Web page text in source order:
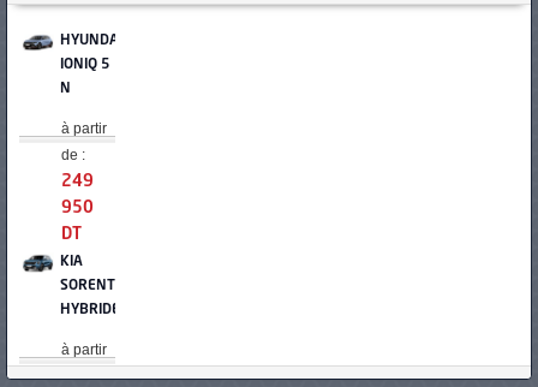
HYUNDAI
IONIQ 5
N
à partir
de :
249
950
DT
KIA
SORENTO
HYBRIDE
à partir
de :